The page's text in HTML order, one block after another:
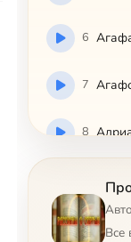
6
7
8
10
Все